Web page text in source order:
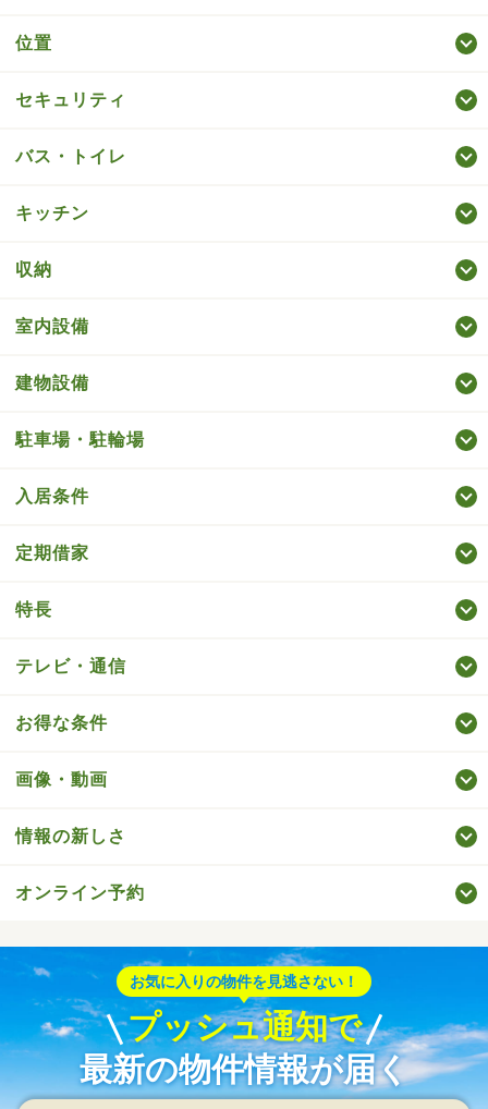
位置
セキュリティ
バス・トイレ
キッチン
収納
室内設備
建物設備
駐車場・駐輪場
入居条件
定期借家
特長
テレビ・通信
お得な条件
画像・動画
情報の新しさ
オンライン予約
お気に入りの物件を見逃さない！
プッシュ通知で
最新の物件情報が届く